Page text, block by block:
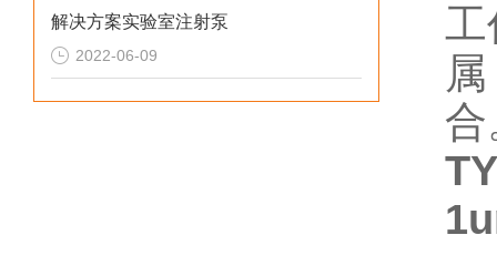
解决方案实验室注射泵
2022-06-09
工
合